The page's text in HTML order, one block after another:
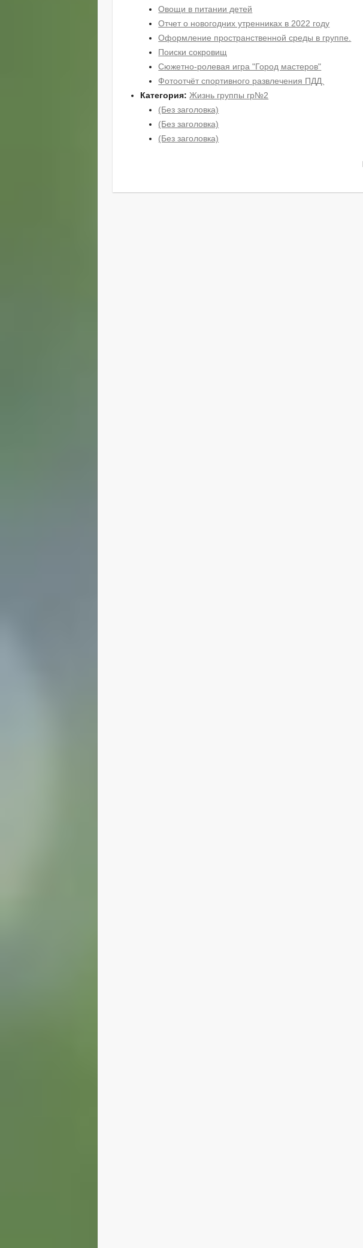
Овощи в питании детей
Отчет о новогодних утренниках в 2022 году
Оформление пространственной среды в группе.
Поиски сокровищ
Сюжетно-ролевая игра "Город мастеров"
Фотоотчёт спортивного развлечения ПДД.
Категория: Жизнь группы гр№2
(Без заголовка)
(Без заголовка)
(Без заголовка)